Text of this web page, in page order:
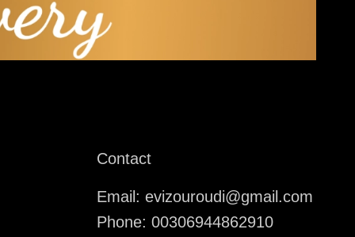
Contact
Email: evizouroudi@gmail.com
Phone: 00306944862910